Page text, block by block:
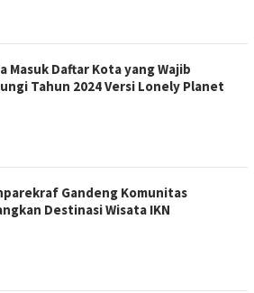
Masuk Daftar Kota yang Wajib
Tahun 2024 Versi Lonely Planet
Gandeng Komunitas
Destinasi Wisata IKN